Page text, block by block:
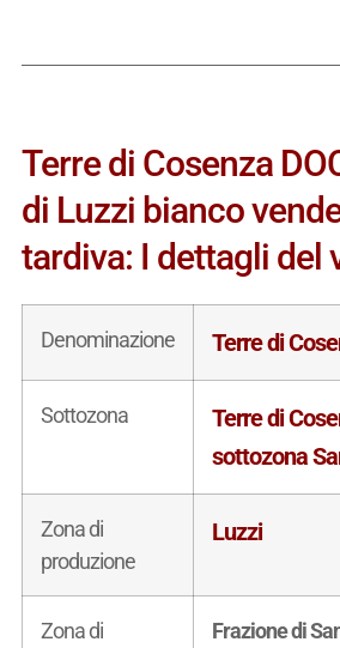
Terre di Cosenza
di Luzzi bianco
tardiva: I dettagli del
Denominazione Terre di
Sottozona
Terre di
sottozona
Zona di
produzione
Luzzi
Zona di
Frazione di